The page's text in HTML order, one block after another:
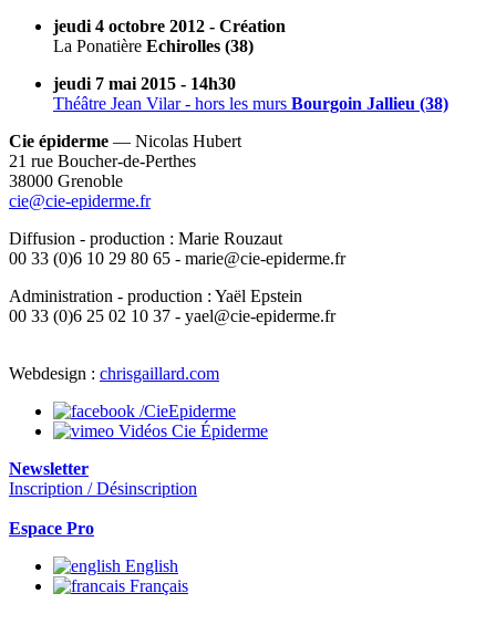
jeudi 4 octobre 2012 - Création
La Ponatière Echirolles (38)
jeudi 7 mai 2015 - 14h30
Théâtre Jean Vilar - hors les murs Bourgoin Jallieu (38)
Cie épiderme — Nicolas Hubert
21 rue Boucher-de-Perthes
38000 Grenoble
cie@cie-epiderme.fr
Diffusion - production : Marie Rouzaut
00 33 (0)6 10 29 80 65 - marie@cie-epiderme.fr
Administration - production : Yaël Epstein
00 33 (0)6 25 02 10 37 - yael@cie-epiderme.fr
Webdesign : chrisgaillard.com
/CieEpiderme
Vidéos Cie Épiderme
Newsletter
Inscription / Désinscription
Espace Pro
English
Français